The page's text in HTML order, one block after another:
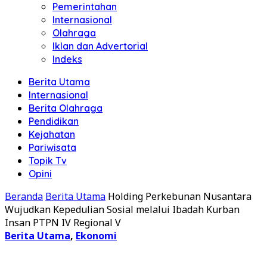
Pemerintahan
Internasional
Olahraga
Iklan dan Advertorial
Indeks
Berita Utama
Internasional
Berita Olahraga
Pendidikan
Kejahatan
Pariwisata
Topik Tv
Opini
Beranda Berita Utama Holding Perkebunan Nusantara
Wujudkan Kepedulian Sosial melalui Ibadah Kurban
Insan PTPN IV Regional V
Berita Utama, Ekonomi